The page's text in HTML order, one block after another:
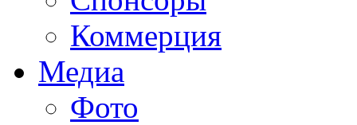
Коммерция
Медиа
Фото